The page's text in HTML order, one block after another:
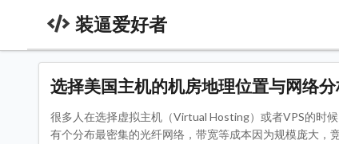
装逼爱好者
选择美国主机的机房地理位置与网络
很多人在选择虚拟主机（Virtual Hosting）或者VPS的时
有个分布最密集的光纤网络，带宽等成本因为规模庞大，